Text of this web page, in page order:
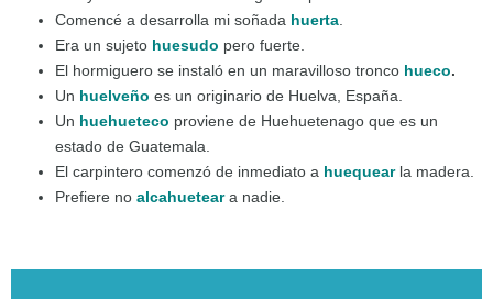
Comencé a desarrolla mi soñada huerta
Era un sujeto huesudo pero fuerte.
El hormiguero se instaló en un maravilloso tronco hueco.
Un huelveño es un originario de Huelva, España.
Un huehueteco proviene de Huehuetenago que es un
estado de Guatemala.
El carpintero comenzó de inmediato a huequear la madera.
Prefiere no alcahuetear a nadie.